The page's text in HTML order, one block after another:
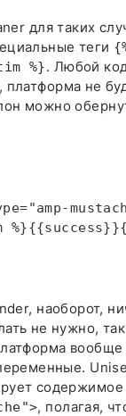
для таких
теги
%}. Любой
, платформа не
можно
наоборот,
не нужно,
вообще
, полагая,